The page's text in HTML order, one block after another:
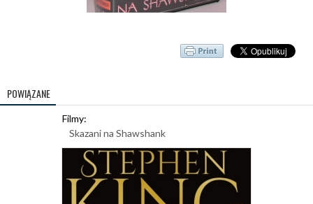
POWIĄZANE
Filmy:
Skazani na Shawshank